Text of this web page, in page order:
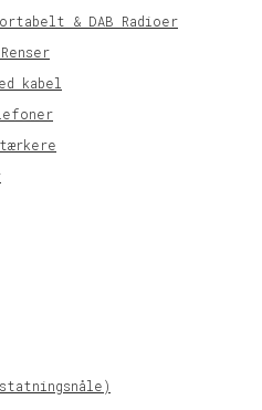
& DAB Radioer
kabel